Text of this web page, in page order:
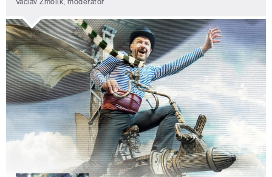
Václav Žmolík, moderátor